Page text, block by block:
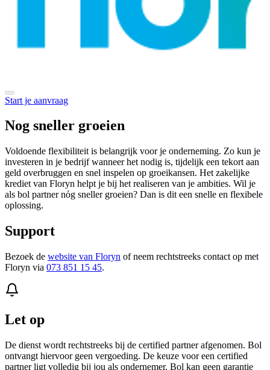
Start je aanvraag
Nog sneller groeien
Voldoende flexibiliteit is belangrijk voor je onderneming. Zo kun je
investeren in je bedrijf wanneer het nodig is, tijdelijk een tekort aan
geld overbruggen en snel inspelen op groeikansen. Het zakelijke
krediet van Floryn helpt je bij het realiseren van je ambities. Wil je
als bol partner nόg sneller groeien? Dan is dit een snelle en flexibele
oplossing.
Support
Bezoek de website van Floryn of neem rechtstreeks contact op met
Floryn via 073 851 15 45.
Let op
De dienst wordt rechtstreeks bij de certified partner afgenomen. Bol
ontvangt hiervoor geen vergoeding. De keuze voor een certified
partner ligt volledig bij jou als ondernemer. Bol kan geen garantie